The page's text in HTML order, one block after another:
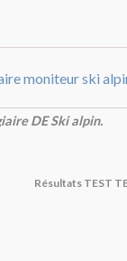
moniteur ski
DE Ski alpin.
Résultats TEST